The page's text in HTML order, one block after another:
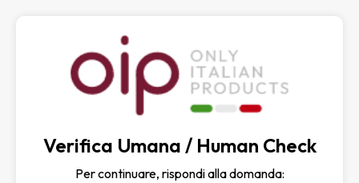
Verifica Umana / Human Check
Per continuare, rispondi alla domanda: